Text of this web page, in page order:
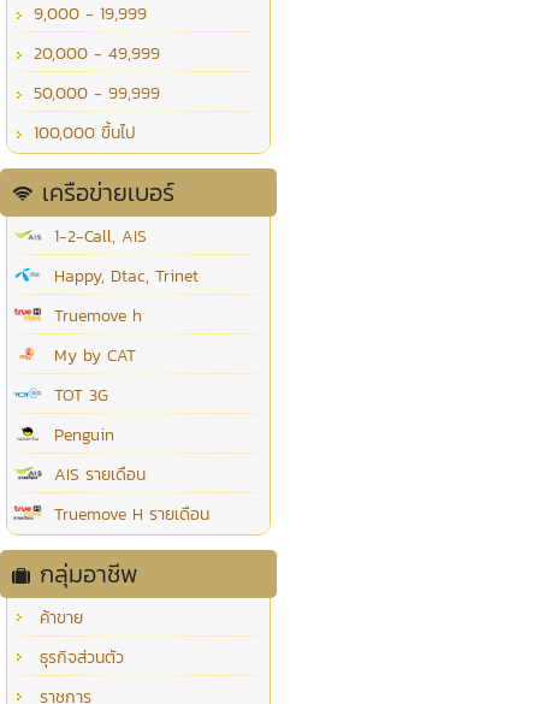
9,000 - 19,999
20,000 - 49,999
50,000 - 99,999
100,000 ขึ้นไป
เครือข่ายเบอร์
1-2-Call, AIS
Happy, Dtac, Trinet
Truemove h
My by CAT
TOT 3G
Penguin
AIS รายเดือน
Truemove H รายเดือน
กลุ่มอาชีพ
ค้าขาย
ธุรกิจส่วนตัว
ราชการ